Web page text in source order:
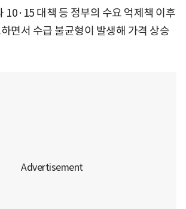
10·15 대책 등 정부의 수요 억제책 이후
면서 수급 불균형이 발생해 가격 상승